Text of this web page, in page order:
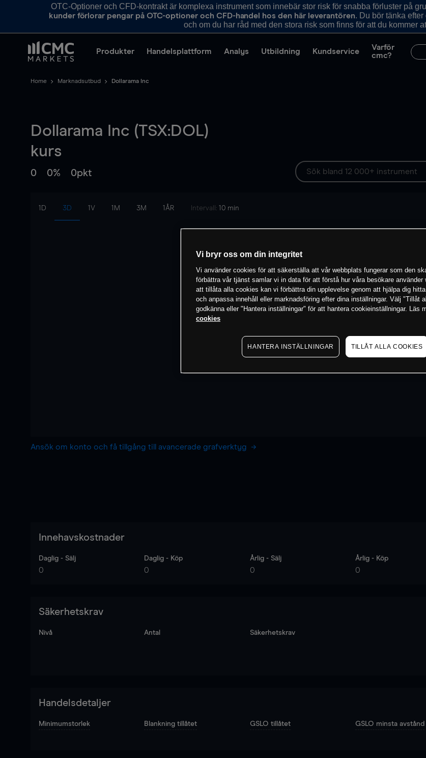
OTC-Optioner och CFD-kontrakt är komplexa instrument som innebär stor risk för snabba förluster på
kunder förlorar pengar på OTC-optioner och CFD-handel hos den här leverantören. Du bör tänka
och om du har råd med den stora risk som finns för att du kommer
Produkter Handelsplattform Analys Utbildning Kundservice
Varför
cmc?
Home Marknadsutbud Dollarama Inc
Dollarama Inc (TSX:DOL)
kurs
0 0% 0pkt
1D 3D 1V 1M 3M 1ÅR Intervall: 10 min
Ansök om konto och få tillgång till avancerade grafverktyg
Innehavskostnader
Daglig - Sälj
0
Daglig - Köp
0
Årlig - Sälj
0
Årlig - Köp
0
Säkerhetskrav
Nivå Antal Säkerhetskrav
Handelsdetaljer
Minimumstorlek Blankning tillåtet GSLO tillåtet GSLO minsta avstånd
Vi bryr oss om din integritet
Vi använder cookies för att säkerställa att vår webbplats fungerar som den
förbättra vår tjänst samlar vi in data för att förstå hur våra besökare använder
att tillåta alla cookies kan vi förbättra din upplevelse genom att hjälpa dig
och anpassa innehåll eller marknadsföring efter dina inställningar. Välj "Tillåt
godkänna eller "Hantera inställningar" för att hantera cookieinställningar. Läs
cookies
HANTERA INSTÄLLNINGAR TILLÅT ALLA COOKIES